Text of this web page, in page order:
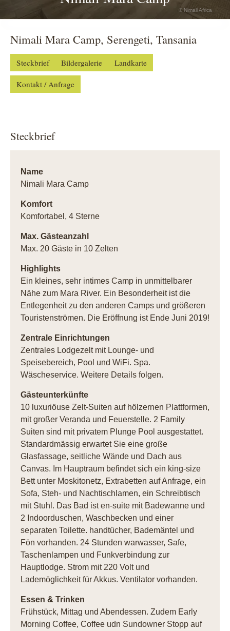
© Nimali Africa
Nimali Mara Camp, Serengeti, Tansania
Steckbrief Bildergalerie Landkarte
Kontakt / Anfrage
Steckbrief
Name
Nimali Mara Camp
Komfort
Komfortabel, 4 Sterne
Max. Gästeanzahl
Max. 20 Gäste in 10 Zelten
Highlights
Ein kleines, sehr intimes Camp in unmittelbarer
Nähe zum Mara River. Ein Besonderheit ist die
Entlegenheit zu den anderen Camps und größeren
Touristenströmen. Die Eröffnung ist Ende Juni 2019!
Zentrale Einrichtungen
Zentrales Lodgezelt mit Lounge- und
Speisebereich, Pool und WiFi. Spa.
Wäscheservice. Weitere Details folgen.
Gästeunterkünfte
10 luxuriöuse Zelt-Suiten auf hölzernen Plattformen,
mit großer Veranda und Feuerstelle. 2 Family
Suiten sind mit privatem Plunge Pool ausgestattet.
Standardmässig erwartet Sie eine große
Glasfassage, seitliche Wände und Dach aus
Canvas. Im Hauptraum befindet sich ein king-size
Bett unter Moskitonetz, Extrabetten auf Anfrage, ein
Sofa, Steh- und Nachtischlamen, ein Schreibtisch
mit Stuhl. Das Bad ist en-suite mit Badewanne und
2 Indoorduschen, Waschbecken und einer
separaten Toilette. handtücher, Bademäntel und
Fön vorhanden. 24 Stunden warwasser, Safe,
Taschenlampen und Funkverbindung zur
Hauptlodge. Strom mit 220 Volt und
Lademöglichkeit für Akkus. Ventilator vorhanden.
Essen & Trinken
Frühstück, Mittag und Abendessen. Zudem Early
Morning Coffee, Coffee udn Sundowner Stopp auf